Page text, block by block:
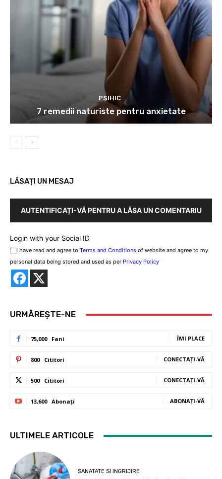
PSIHIC
7 remedii naturiste pentru anxietate
LĂSAȚI UN MESAJ
AUTENTIFICAȚI-VĂ PENTRU A LĂSA UN COMENTARIU
Login with your Social ID
I have read and agree to Terms and Conditions of website and agree to my
personal data being stored and used as per Privacy Policy
URMĂREȘTE-NE
75,000 Fani ÎMI PLACE
800 Cititori CONECTAȚI-VĂ
500 Cititori CONECTAȚI-VĂ
13,600 Abonați ABONAȚI-VĂ
ULTIMELE ARTICOLE
SANATATE SI INGRIJIRE